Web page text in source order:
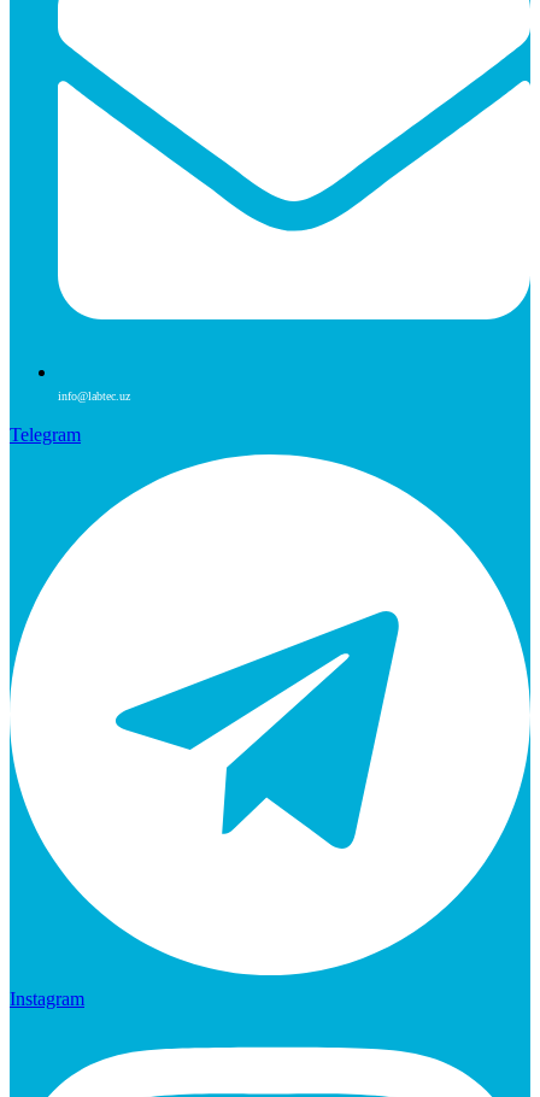
info@labtec.uz
Telegram
Instagram